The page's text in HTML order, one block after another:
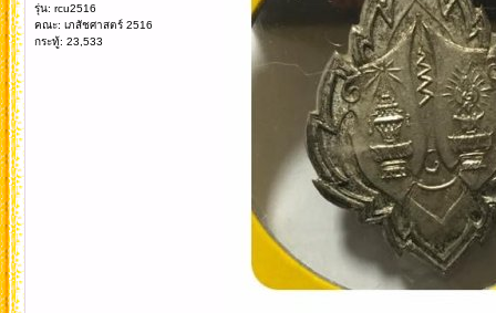
รุ่น: rcu2516
คณะ: เภสัชศาสตร์ 2516
กระทู้: 23,533